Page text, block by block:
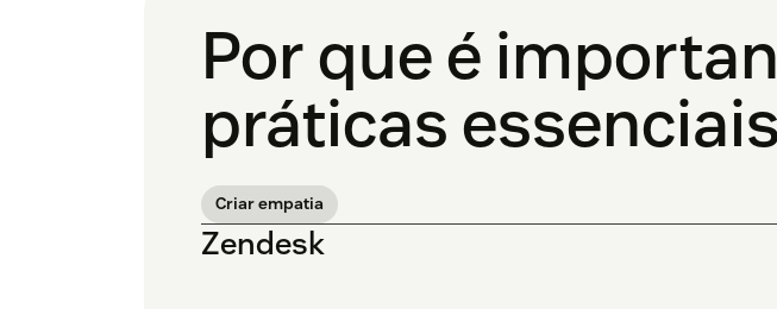
Por que é
práticas essenciais
Criar empatia
Zendesk